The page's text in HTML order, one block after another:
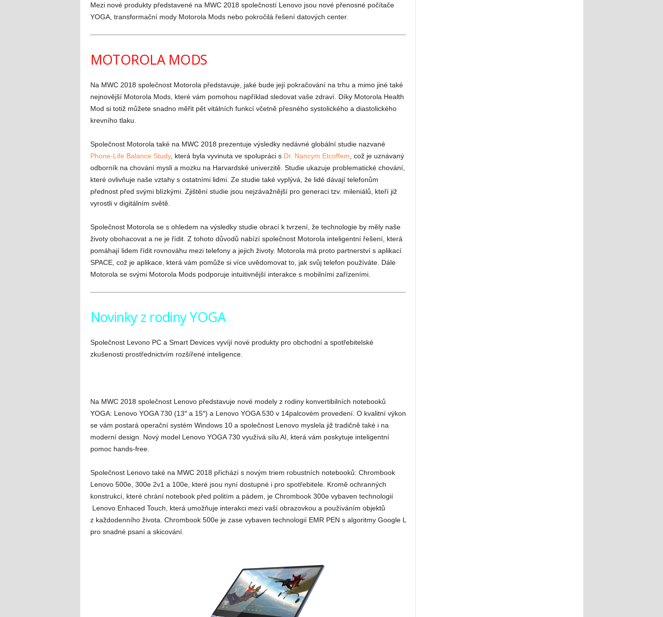
Mezi nové produkty představené na MWC 2018 společností Lenovo jsou nové přenosné počítače
YOGA, transformační mody Motorola Mods nebo pokročilá řešení datových center.
MOTOROLA MODS
Na MWC 2018 společnost Motorola představuje, jaké bude její pokračování na trhu a mimo jiné také
nejnovější Motorola Mods, které vám pomohou například sledovat vaše zdraví. Díky Motorola Health
Mod si totiž můžete snadno měřit pět vitálních funkcí včetně přesného systolického a diastolického
krevního tlaku.
Společnost Motorola také na MWC 2018 prezentuje výsledky nedávné globální studie nazvané
Phone-Life Balance Study, která byla vyvinuta ve spolupráci s Dr. Nancym Etcoffem , což je uznávaný
odborník na chování mysli a mozku na Harvardské univerzitě. Studie ukazuje problematické chování,
které ovlivňuje naše vztahy s ostatními lidmi. Ze studie také vyplývá, že lidé dávají telefonům
přednost před svými blízkými. Zjištění studie jsou nejzávažnější pro generaci tzv. mileniálů, kteří již
vyrostli v digitálním světě.
Společnost Motorola se s ohledem na výsledky studie obrací k tvrzení, že technologie by měly naše
životy obohacovat a ne je řídit. Z tohoto důvodů nabízí společnost Motorola inteligentní řešení, která
pomáhají lidem řídit rovnováhu mezi telefony a jejich životy. Motorola má proto partnerství s aplikací
SPACE, což je aplikace, která vám pomůže si více uvědomovat to, jak svůj telefon používáte. Dále
Motorola se svými Motorola Mods podporuje intuitivnější interakce s mobilními zařízeními.
Novinky z rodiny YOGA
Společnost Levono PC a Smart Devices vyvíjí nové produkty pro obchodní a spotřebitelské
zkušenosti prostřednictvím rozšířené inteligence.
Na MWC 2018 společnost Lenovo představuje nové modely z rodiny konvertibilních notebooků
YOGA: Lenovo YOGA 730 (13″ a 15″) a Lenovo YOGA 530 v 14palcovém provedení. O kvalitní výkon
se vám postará operační systém Windows 10 a společnost Lenovo myslela již tradičně také i na
moderní design. Nový model Lenovo YOGA 730 využívá sílu AI, která vám poskytuje inteligentní
pomoc hands-free.
Společnost Lenovo také na MWC 2018 přichází s novým triem robustních notebooků: Chrombook
Lenovo 500e, 300e 2v1 a 100e, které jsou nyní dostupné i pro spotřebitele. Kromě ochranných
konstrukcí, které chrání notebook před politím a pádem, je Chrombook 300e vybaven technologií
Lenovo Enhaced Touch, která umožňuje interakci mezi vaší obrazovkou a používáním objektů
z každodenního života. Chrombook 500e je zase vybaven technologií EMR PEN s algoritmy Google L
pro snadné psaní a skicování.